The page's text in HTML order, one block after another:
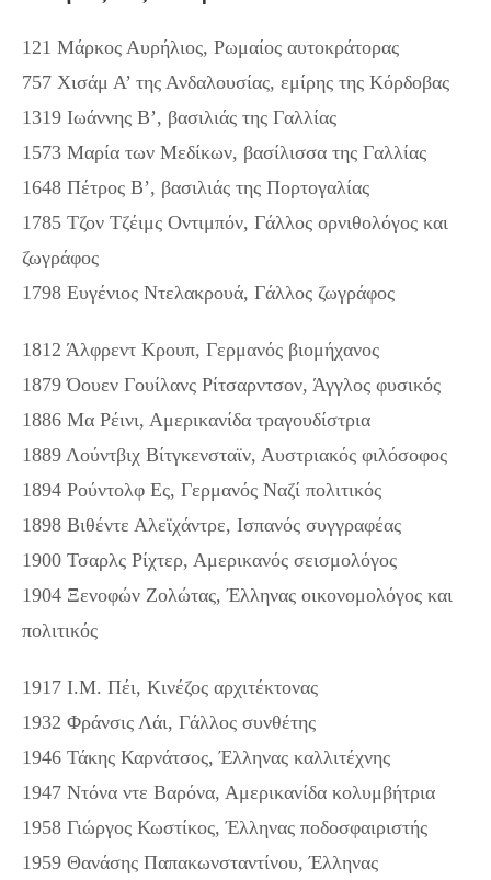
121 Μάρκος Αυρήλιος, Ρωμαίος αυτοκράτορας
757 Χισάμ Α’ της Ανδαλουσίας, εμίρης της Κόρδοβας
1319 Ιωάννης Β’, βασιλιάς της Γαλλίας
1573 Μαρία των Μεδίκων, βασίλισσα της Γαλλίας
1648 Πέτρος Β’, βασιλιάς της Πορτογαλίας
1785 Τζον Τζέιμς Οντιμπόν, Γάλλος ορνιθολόγος και
ζωγράφος
1798 Ευγένιος Ντελακρουά, Γάλλος ζωγράφος
1812 Άλφρεντ Κρουπ, Γερμανός βιομήχανος
1879 Όουεν Γουίλανς Ρίτσαρντσον, Άγγλος φυσικός
1886 Μα Ρέινι, Αμερικανίδα τραγουδίστρια
1889 Λούντβιχ Βίτγκενσταϊν, Αυστριακός φιλόσοφος
1894 Ρούντολφ Ες, Γερμανός Ναζί πολιτικός
1898 Βιθέντε Αλεϊχάντρε, Ισπανός συγγραφέας
1900 Τσαρλς Ρίχτερ, Αμερικανός σεισμολόγος
1904 Ξενοφών Ζολώτας, Έλληνας οικονομολόγος και
πολιτικός
1917 Ι.Μ. Πέι, Κινέζος αρχιτέκτονας
1932 Φράνσις Λάι, Γάλλος συνθέτης
1946 Τάκης Καρνάτσος, Έλληνας καλλιτέχνης
1947 Ντόνα ντε Βαρόνα, Αμερικανίδα κολυμβήτρια
1958 Γιώργος Κωστίκος, Έλληνας ποδοσφαιριστής
1959 Θανάσης Παπακωνσταντίνου, Έλληνας